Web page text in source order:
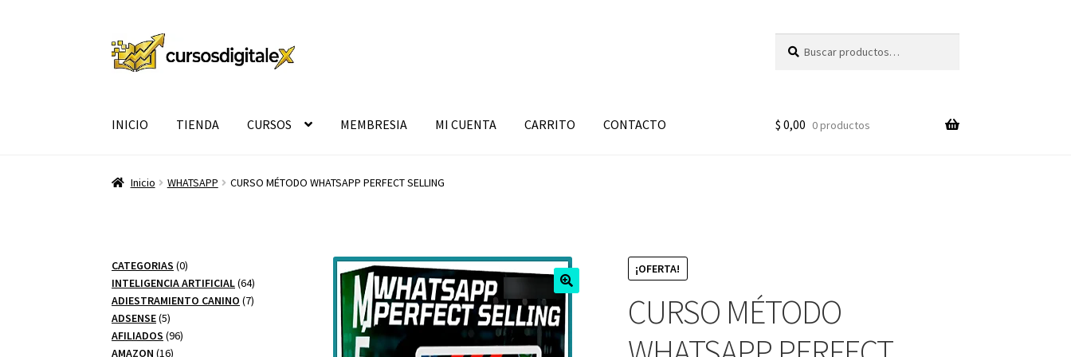
Ir
a
Ir
al
por:
INICIO TIENDA CURSOS MEMBRESIA MI CUENTA CARRITO CONTACTO $ 0,00 0 productos
Inicio WHATSAPP CURSO MÉTODO WHATSAPP PERFECT SELLING
¡OFERTA!
CURSO MÉTODO
CATEGORIAS 00
productos
INTELIGENCIA ARTIFICIAL 6464
productos
ADIESTRAMIENTO CANINO 77
ADSENSE 55
productos
AFILIADOS 9696
AMAZON 1616